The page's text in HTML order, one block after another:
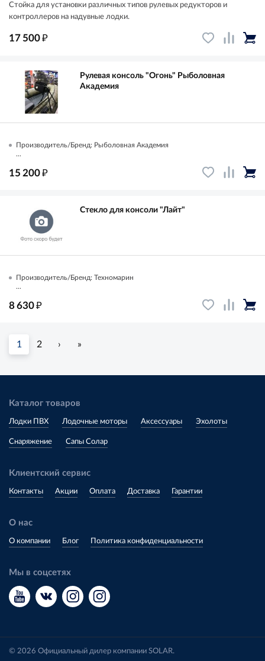
Стойка для установки различных типов рулевых редукторов и
контроллеров на надувные лодки.
17 500₽
Рулевая консоль "Огонь" Рыболовная
Академия
Производитель/Бренд: Рыболовная Академия
...
15 200₽
Стекло для консоли "Лайт"
Производитель/Бренд: Техномарин
...
8 630₽
1 2 › »
Каталог товаров
Лодки ПВХ Лодочные моторы Аксессуары Эхолоты
Снаряжение Сапы Солар
Клиентский сервис
Контакты Акции Оплата Доставка Гарантии
О нас
О компании Блог Политика конфиденциальности
Мы в соцсетях
© 2026 Официальный дилер компании SOLAR.